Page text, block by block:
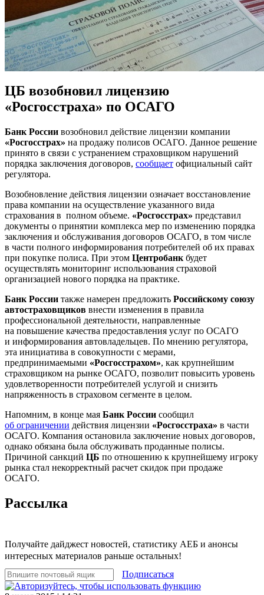
ЦБ возобновил лицензию
«Росгосстраха» по ОСАГО
Банк России возобновил действие лицензии компании
«Росгосстрах» на продажу полисов ОСАГО. Данное решение
принято в связи с устранением страховщиком нарушений
порядка заключения договоров, сообщает официальный сайт
регулятора.
Возобновление действия лицензии означает восстановление
права компании на осуществление указанного вида
страхования в полном объеме. «Росгосстрах» представил
документы о принятии комплекса мер по изменению порядка
заключения и обслуживания договоров ОСАГО, в том числе
в части полного информирования потребителей об их правах
при покупке полиса. При этом Центробанк будет
осуществлять мониторинг использования страховой
организацией нового порядка на практике.
Банк России также намерен предложить Российскому союзу
автостраховщиков внести изменения в правила
профессиональной деятельности, направленные
на повышение качества предоставления услуг по ОСАГО
и информирования автовладельцев. По мнению регулятора,
эта инициатива в совокупности с мерами,
предпринимаемыми «Росгосстрахом», как крупнейшим
страховщиком на рынке ОСАГО, позволит повысить уровень
удовлетворенности потребителей услугой и снизить
напряженность в страховом сегменте в целом.
Напомним, в конце мая Банк России сообщил
об ограничении действия лицензии «Росгосстраха» в части
ОСАГО. Компания остановила заключение новых договоров,
однако обязана была обслуживать проданные полисы.
Причиной санкций ЦБ по отношению к крупнейшему игроку
рынка стал некорректный расчет скидок при продаже
ОСАГО.
Рассылка
Получайте дайджест новостей, статистику АЕБ и анонсы
интересных материалов раньше остальных!
Подписаться